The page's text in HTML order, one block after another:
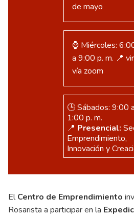
de mayo
⌚ Miércoles:
a 9:00 p. m. 📍
vía zoom
🕒 Sábados: 9:00
1:00 p. m.
📍 Presencial:
Emprendimiento,
Innovación y
ElCentro de Emprendimiento
Rosarista a participar en la